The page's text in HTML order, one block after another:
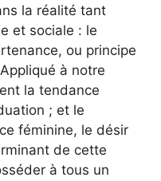
la réalité tant
et sociale : le
ou principe
à notre
la tendance
; et le
féminine, le désir
de cette
à tous un